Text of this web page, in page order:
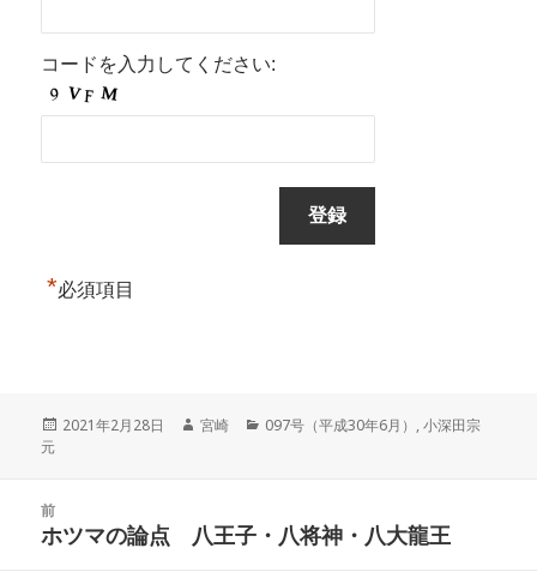
コードを入力してください:
*必須項目
投
2021年2月28日
作
宮崎
カ
097号（平成30年6月） ,小深田宗
元
前
前
ホツマの論点 八王子・八将神・八大龍王